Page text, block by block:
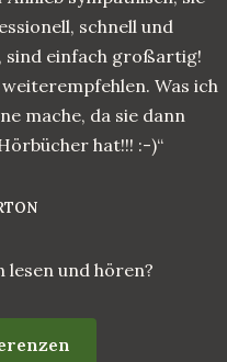
schnell und
sind einfach großartig!
Was ich
mache, da sie dann
hat!!! :-)“
lesen und hören?